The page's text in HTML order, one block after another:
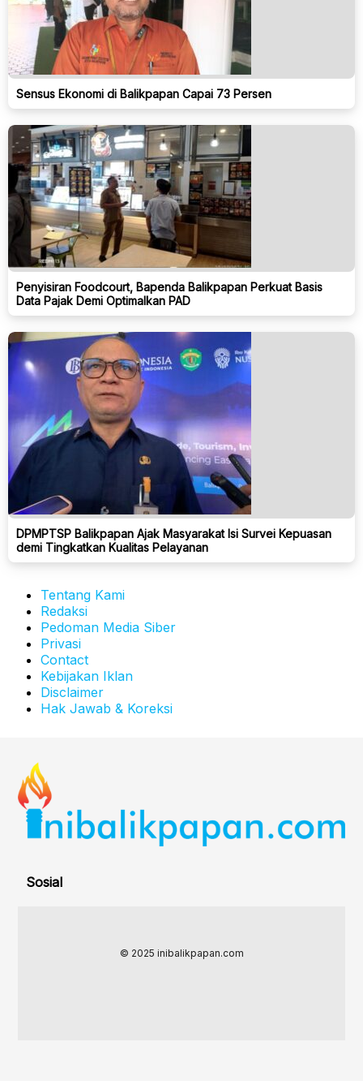
Sensus Ekonomi di Balikpapan Capai 73 Persen
Penyisiran Foodcourt, Bapenda Balikpapan Perkuat Basis
Data Pajak Demi Optimalkan PAD
DPMPTSP Balikpapan Ajak Masyarakat Isi Survei Kepuasan
demi Tingkatkan Kualitas Pelayanan
Tentang Kami
Redaksi
Pedoman Media Siber
Privasi
Contact
Kebijakan Iklan
Disclaimer
Hak Jawab & Koreksi
Sosial
© 2025 inibalikpapan.com